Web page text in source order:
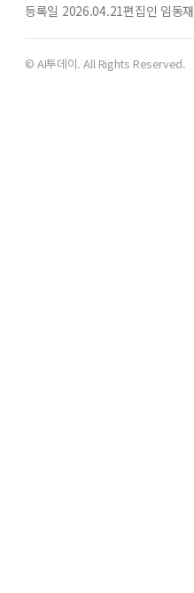
등록일 2026.04.21편집인 임동재
© AI투데이. All Rights Reserved.